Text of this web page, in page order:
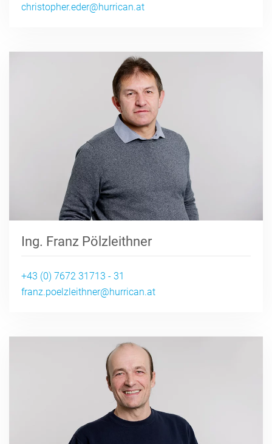
christopher.eder@hurrican.at
Ing. Franz Pölzleithner
+43 (0) 7672 31713 - 31
franz.poelzleithner@hurrican.at